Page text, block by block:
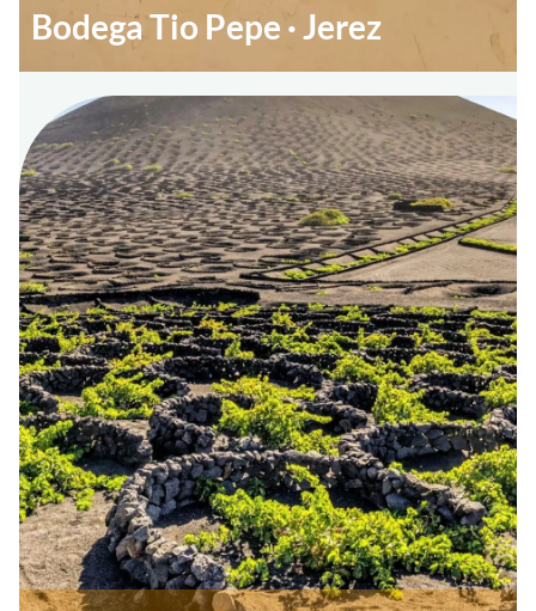
Bodega Tio Pepe · Jerez